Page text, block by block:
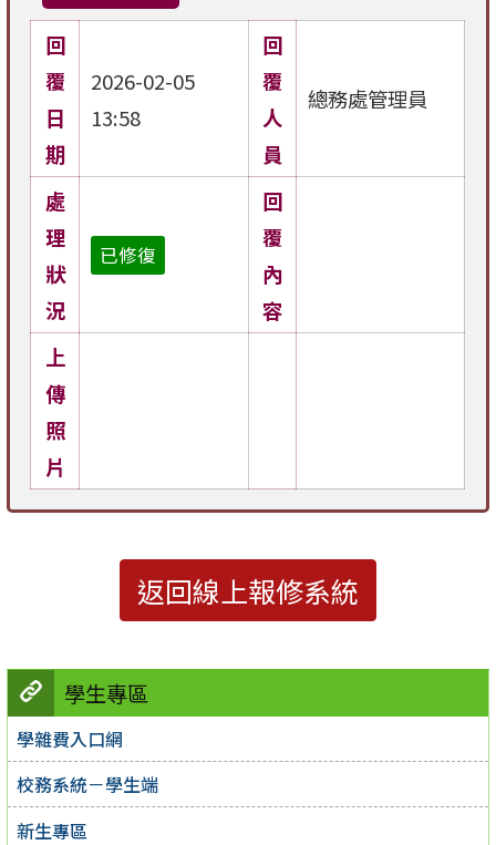
學生專區
學雜費入口網
校務系統－學生端
新生專區
回
覆
日
期
2026-02-05
13:58
回
覆
人
員
總務處管理員
處
理
狀
況
已修復
回
覆
內
容
上
傳
照
片
返回線上報修系統